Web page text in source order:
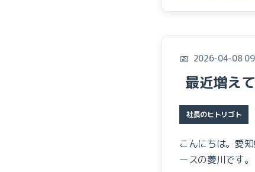
2026-04-08
最近増え
社長のヒトリゴト
こんにちは。愛
ースの菱川です。